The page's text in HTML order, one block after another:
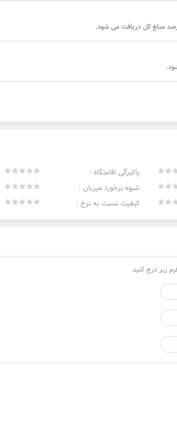
پاکیزگی اقامتگاه :
شیوه برخورد میزبان :
کیفیت نسبت به نرخ :
زیر درج کنید